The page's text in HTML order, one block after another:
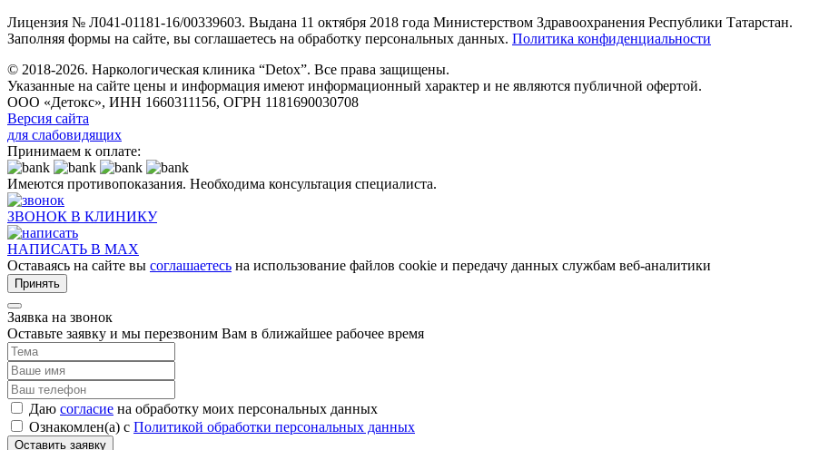
Лицензия № Л041-01181-16/00339603. Выдана 11 октября 2018 года Министерством Здравоохранения Республики Татарстан.
Заполняя формы на сайте, вы соглашаетесь на обработку персональных данных. Политика конфиденциальности
© 2018-2026. Наркологическая клиника “Detox”. Все права защищены.
Указанные на сайте цены и информация имеют информационный характер и не являются публичной офертой.
ООО «Детокс», ИНН 1660311156, ОГРН 1181690030708
Версия сайта
для слабовидящих
Принимаем к оплате:
Имеются противопоказания. Необходима консультация специалиста.
ЗВОНОК В КЛИНИКУ
НАПИСАТЬ В MAX
Оставаясь на сайте вы соглашаетесь на использование файлов cookie и передачу данных службам веб-аналитики
Принять
Заявка на звонок
Оставьте заявку и мы перезвоним Вам в ближайшее рабочее время
Даю согласие на обработку моих персональных данных
Ознакомлен(а) с Политикой обработки персональных данных